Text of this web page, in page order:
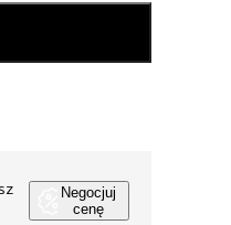
Negocjuj
cenę